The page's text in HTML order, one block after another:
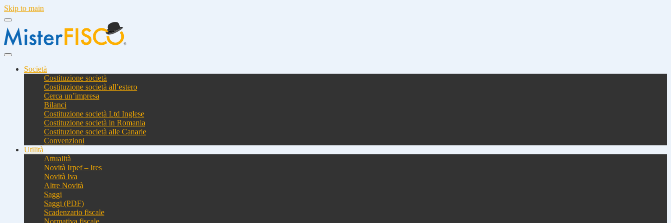
Skip to main
Società
Costituzione società
Costituzione società all’estero
Cerca un’impresa
Bilanci
Costituzione società Ltd Inglese
Costituzione società in Romania
Costituzione società alle Canarie
Convenzioni
Utilità
Attualità
Novità Irpef – Ires
Novità Iva
Altre Novità
Saggi
Saggi (PDF)
Scadenzario fiscale
Normativa fiscale